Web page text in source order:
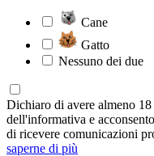
Cane
Gatto
Nessuno dei due
Dichiaro di avere almeno
dell'informativa e
di ricevere comunicazioni
saperne di più